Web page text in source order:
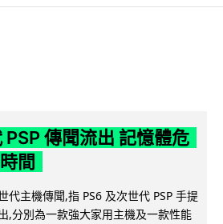
PSP 傳聞流出 記憶體危
間
代主機傳聞,指 PS6 及次世代 PSP 手提
,分別為一款強大家用主機及一款性能